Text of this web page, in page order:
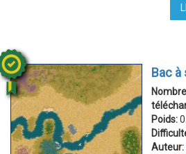
Bac à
Poids:
Auteur: